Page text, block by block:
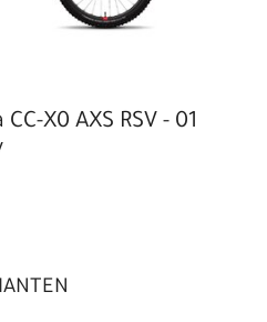
X0 AXS RSV - 01